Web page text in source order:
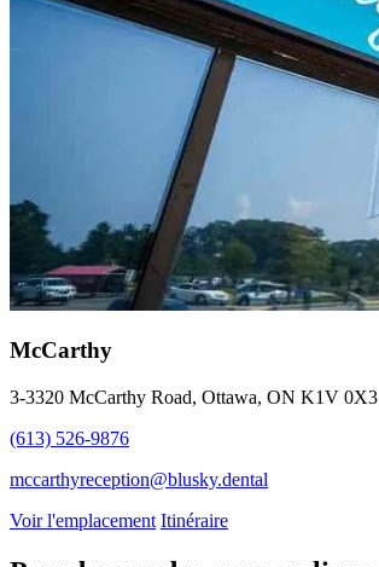
McCarthy
3-3320 McCarthy Road, Ottawa, ON K1V 0X3
(613) 526-9876
mccarthyreception@blusky.dental
Voir l'emplacement Itinéraire